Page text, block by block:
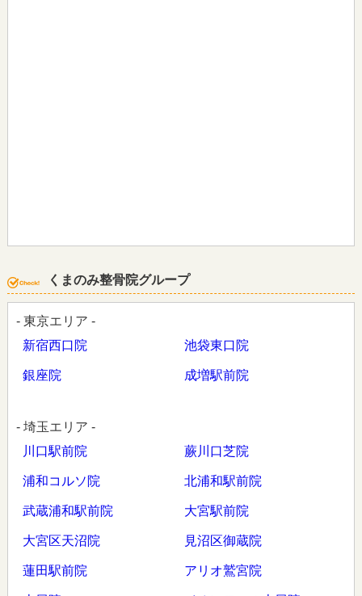
くまのみ整骨院グループ
- 東京エリア -
新宿西口院
池袋東口院
銀座院 成増駅前院
- 埼玉エリア -
川口駅前院
蕨川口芝院
浦和コルソ院 北浦和駅前院
武蔵浦和駅前院 大宮駅前院
大宮区天沼院 見沼区御蔵院
蓮田駅前院 アリオ鷲宮院